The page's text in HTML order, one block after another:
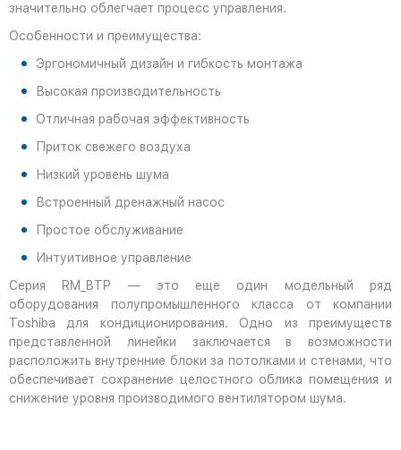
значительно облегчает процесс управления.
Особенности и преимущества:
Эргономичный дизайн и гибкость монтажа
Высокая производительность
Отличная рабочая эффективность
Приток свежего воздуха
Низкий уровень шума
Встроенный дренажный насос
Простое обслуживание
Интуитивное управление
Серия RM_BTP — это еще один модельный ряд
оборудования полупромышленного класса от компании
Toshiba для кондиционирования. Одно из преимуществ
представленной линейки заключается в возможности
расположить внутренние блоки за потолками и стенами, что
обеспечивает сохранение целостного облика помещения и
снижение уровня производимого вентилятором шума.